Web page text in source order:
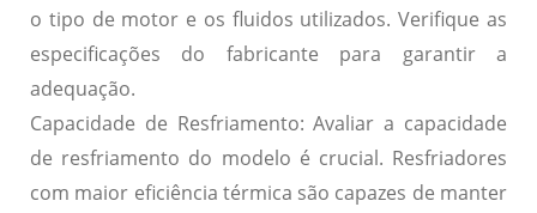
o tipo de motor e os fluidos utilizados. Verifique as
especificações do fabricante para garantir a
adequação.
Capacidade de Resfriamento: Avaliar a capacidade
de resfriamento do modelo é crucial. Resfriadores
com maior eficiência térmica são capazes de manter